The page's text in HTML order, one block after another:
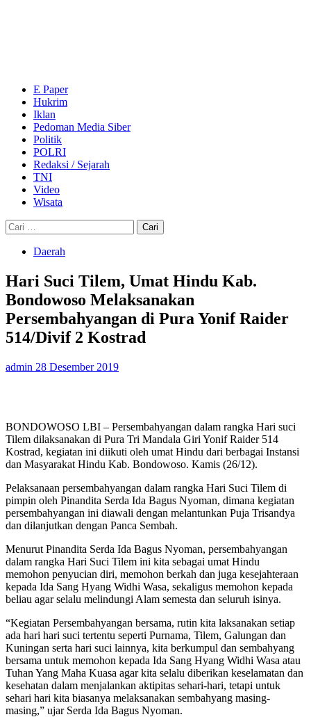
E Paper
Hukrim
Iklan
Pedoman Media Siber
Politik
POLRI
Redaksi / Sejarah
TNI
Video
Wisata
Cari
untuk:
Daerah
Hari Suci Tilem, Umat Hindu Kab.
Bondowoso Melaksanakan
Persembahyangan di Pura Yonif Raider
514/Divif 2 Kostrad
admin 28 Desember 2019
BONDOWOSO LBI – Persembahyangan dalam rangka Hari suci
Tilem dilaksanakan di Pura Tri Mandala Giri Yonif Raider 514
Kostrad, kegiatan ini diikuti oleh umat Hindu dari berbagai Instansi
dan Masyarakat Hindu Kab. Bondowoso. Kamis (26/12).
Pelaksanaan persembahyangan dalam rangka Hari Suci Tilem di
pimpin oleh Pinandita Serda Ida Bagus Nyoman, dimana kegiatan
persembahyangan ini diawali dengan melantunkan Puja Trisandya
dan dilanjutkan dengan Panca Sembah.
Menurut Pinandita Serda Ida Bagus Nyoman, persembahyangan
dalam rangka Hari Suci Tilem ini kita sebagai umat Hindu
memohon penyucian diri, memohon berkah dan juga kesejahteraan
kepada Ida Sang Hyang Widhi Wasa, sekaligus memohon kepada
beliau agar selalu melindungi Alam semesta dan seluruh isinya.
“Kegiatan Persembahyangan bersama, rutin kita laksanakan setiap
ada hari hari suci tertentu seperti Purnama, Tilem, Galungan dan
Kuningan serta hari suci lainnya, kita berkumpul dan sembahyang
bersama untuk memohon kepada Ida Sang Hyang Widhi Wasa atau
Tuhan Yang Maha Kuasa agar kita selalu diberikan keselamatan dan
kesehatan dalam menjalankan aktipitas sehari-hari, tetapi untuk
sehari hari kita biasanya melaksanakan sembahyang masing-
masing,” ujar Serda Ida Bagus Nyoman.